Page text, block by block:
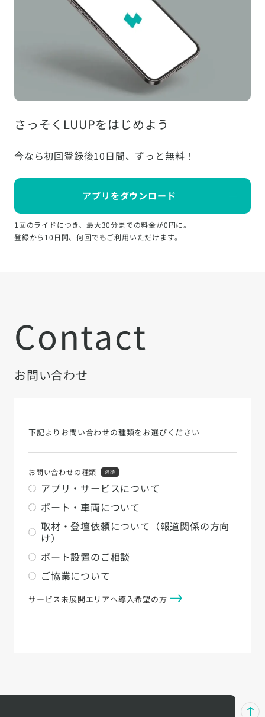
さっそくLUUPをはじめよう
今なら初回登録後10日間、ずっと無料！
アプリをダウンロード
1回のライドにつき、最大30分までの料金が0円に。
登録から10日間、何回でもご利用いただけます。
Contact
お問い合わせ
下記よりお問い合わせの種類をお選びください
お問い合わせの種類 必須
アプリ・サービスについて
ポート・車両について
取材・登壇依頼について（報道関係の方向
け）
ポート設置のご相談
ご協業について
サービス未展開エリアへ導入希望の方